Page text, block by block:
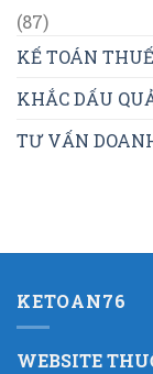
(87)
KẾ TOÁN
KHẮC DẤU
TƯ VẤN
KETOAN76
WEBSITE